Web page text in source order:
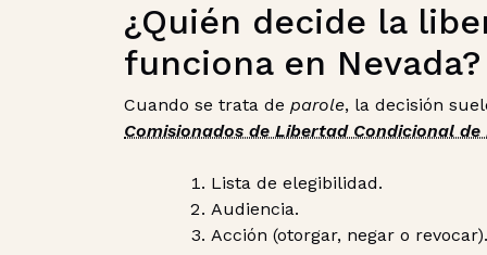
¿Quién decide la
funciona en Nevada?
Cuando se trata de parole, la decisión
Comisionados de Libertad Condicional de
Lista de elegibilidad.
Audiencia.
Acción (otorgar, negar o revocar).